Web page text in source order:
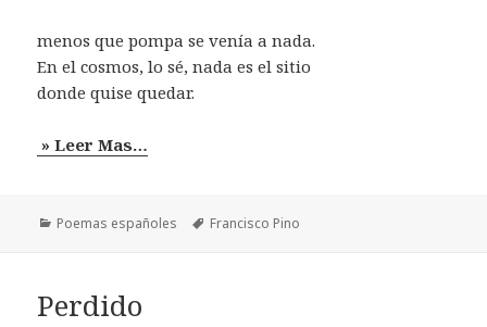
menos que pompa se venía a nada.
En el cosmos, lo sé, nada es el sitio
donde quise quedar.
» Leer Mas…
Categorías
Poemas españoles Etiquetas
Francisco Pino
Perdido